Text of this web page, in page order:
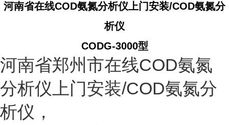
河南省在线COD氨氮分析仪上门安装/COD氨氮分
析仪
CODG-3000型
河南省郑州市在线COD氨氮
分析仪上门安装/COD氨氮分
析仪，